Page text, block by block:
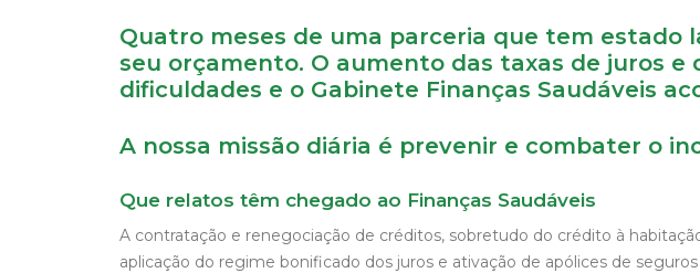
Quatro meses de uma parceria que tem estado
seu orçamento. O aumento das taxas de juros
dificuldades e o Gabinete Finanças Saudáveis
A nossa missão diária é prevenir e combater o
Que relatos têm chegado ao Finanças Saudáveis
A contratação e renegociação de créditos, sobretudo do crédito à
aplicação do regime bonificado dos juros e ativação de apólices de